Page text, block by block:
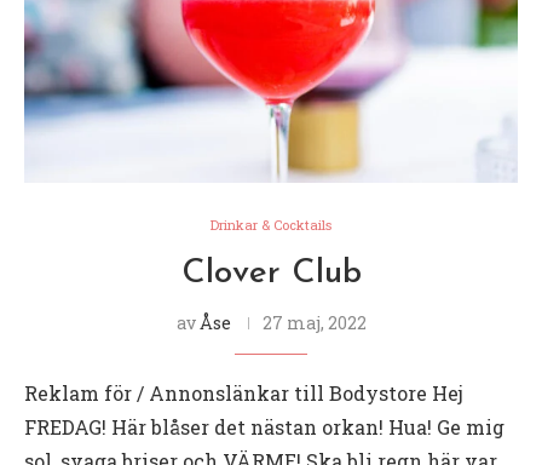
Drinkar & Cocktails
Clover Club
av Åse 27 maj, 2022
Reklam för / Annonslänkar till Bodystore Hej
FREDAG! Här blåser det nästan orkan! Hua! Ge mig